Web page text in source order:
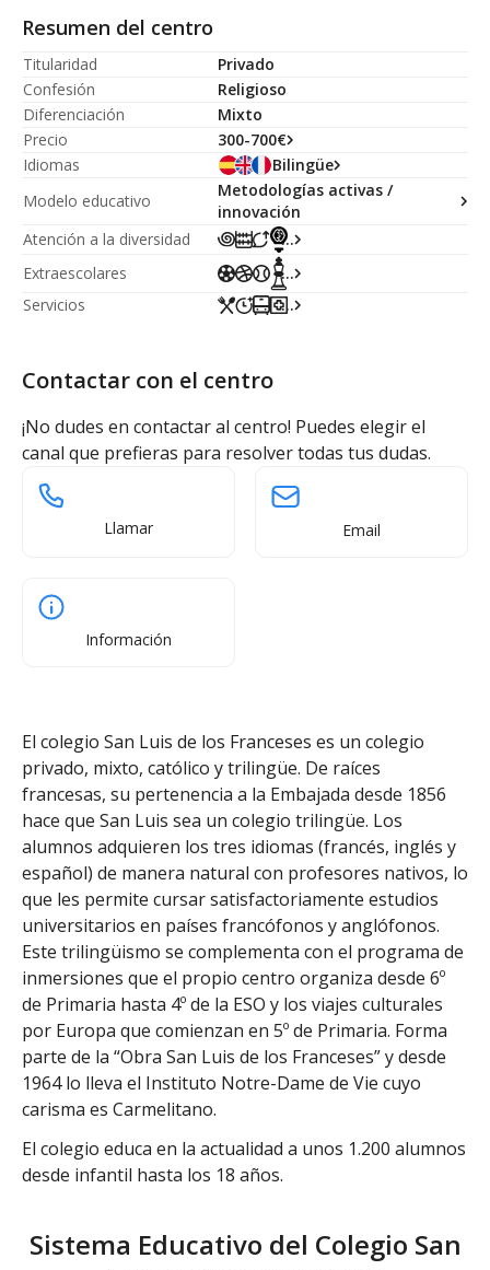
Resumen del centro
Titularidad
Privado
Confesión
Religioso
Diferenciación
Mixto
Precio
300-700€
Idiomas
Bilingüe
Modelo educativo
Metodologías activas /
innovación
Atención a la diversidad
...
Extraescolares
...
Servicios
...
Contactar con el centro
¡No dudes en contactar al centro! Puedes elegir el
canal que prefieras para resolver todas tus dudas.
Llamar Email
Información
El colegio San Luis de los Franceses es un colegio
privado, mixto, católico y trilingüe. De raíces
francesas, su pertenencia a la Embajada desde 1856
hace que San Luis sea un colegio trilingüe. Los
alumnos adquieren los tres idiomas (francés, inglés y
español) de manera natural con profesores nativos, lo
que les permite cursar satisfactoriamente estudios
universitarios en países francófonos y anglófonos.
Este trilingüismo se complementa con el programa de
inmersiones que el propio centro organiza desde 6º
de Primaria hasta 4º de la ESO y los viajes culturales
por Europa que comienzan en 5º de Primaria. Forma
parte de la “Obra San Luis de los Franceses” y desde
1964 lo lleva el Instituto Notre-Dame de Vie cuyo
carisma es Carmelitano.
El colegio educa en la actualidad a unos 1.200 alumnos
desde infantil hasta los 18 años.
Sistema Educativo del Colegio San